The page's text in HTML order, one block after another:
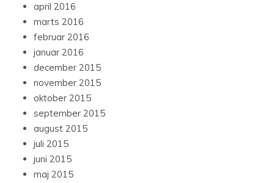
april 2016
marts 2016
februar 2016
januar 2016
december 2015
november 2015
oktober 2015
september 2015
august 2015
juli 2015
juni 2015
maj 2015